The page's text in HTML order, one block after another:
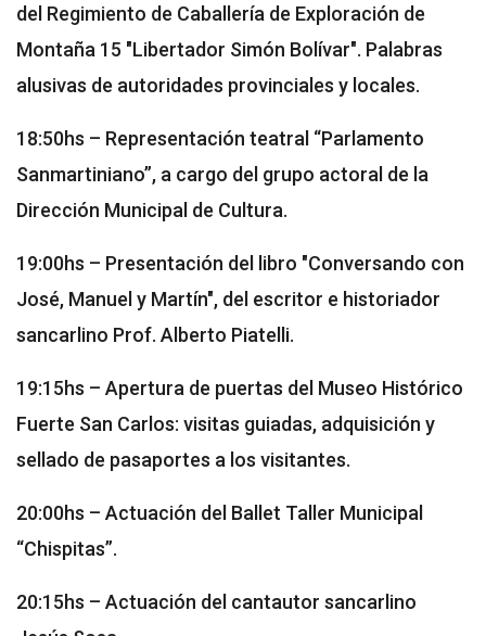
del Regimiento de Caballería de Exploración de
Montaña 15 "Libertador Simón Bolívar". Palabras
alusivas de autoridades provinciales y locales.
18:50hs – Representación teatral “Parlamento
Sanmartiniano”, a cargo del grupo actoral de la
Dirección Municipal de Cultura.
19:00hs – Presentación del libro "Conversando con
José, Manuel y Martín", del escritor e historiador
sancarlino Prof. Alberto Piatelli.
19:15hs – Apertura de puertas del Museo Histórico
Fuerte San Carlos: visitas guiadas, adquisición y
sellado de pasaportes a los visitantes.
20:00hs – Actuación del Ballet Taller Municipal
“Chispitas”.
20:15hs – Actuación del cantautor sancarlino